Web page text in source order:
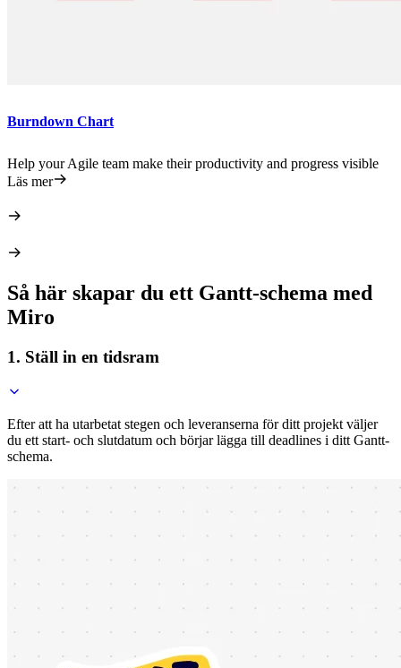
Burndown Chart
Help your Agile team make their productivity and progress visible
Läs mer
Så här skapar du ett Gantt-schema med
Miro
1. Ställ in en tidsram
Efter att ha utarbetat stegen och leveranserna för ditt projekt väljer
du ett start- och slutdatum och börjar lägga till deadlines i ditt Gantt-
schema.